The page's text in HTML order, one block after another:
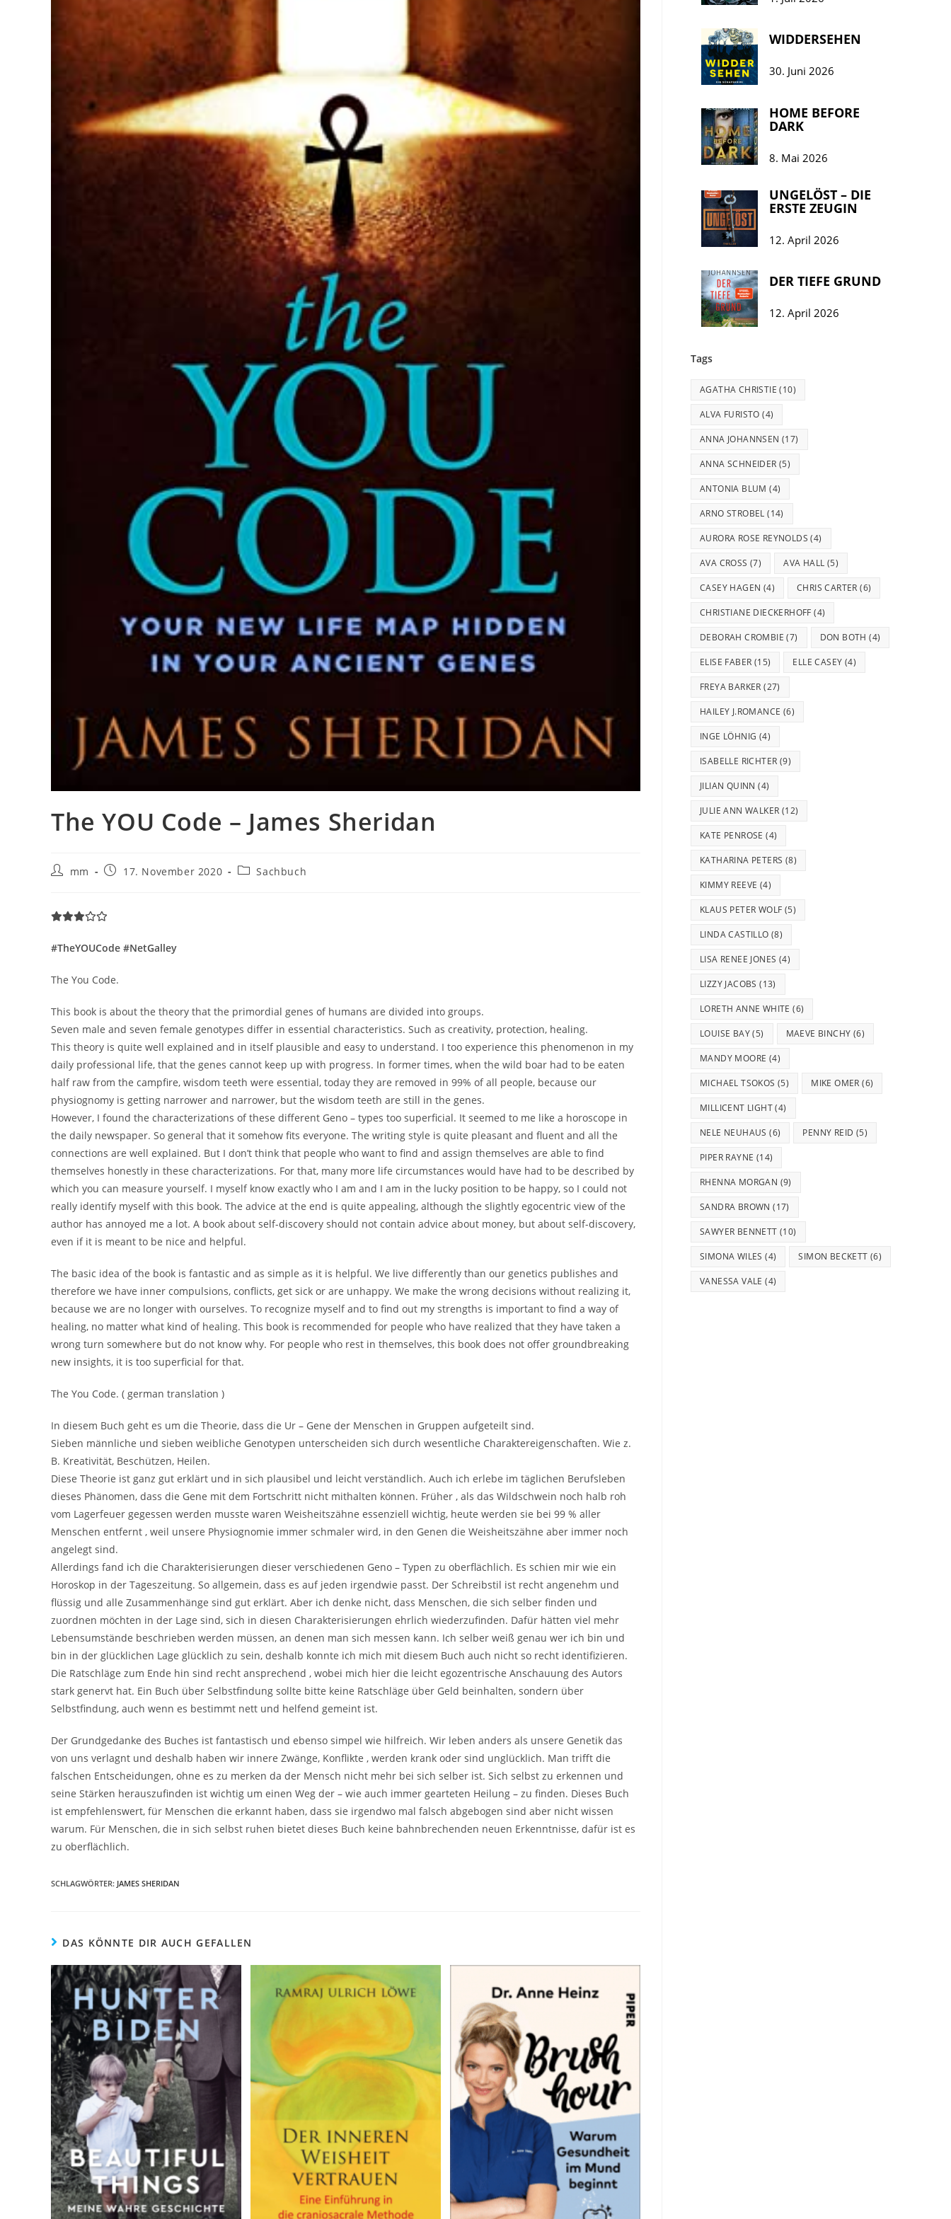
The YOU Code – James Sheridan
mm 17. November 2020 Sachbuch
#TheYOUCode #NetGalley
The You Code.
This book is about the theory that the primordial genes of humans are divided into groups.
Seven male and seven female genotypes differ in essential characteristics. Such as creativity, protection, healing.
This theory is quite well explained and in itself plausible and easy to understand. I too experience this phenomenon in my
daily professional life, that the genes cannot keep up with progress. In former times, when the wild boar had to be eaten
half raw from the campfire, wisdom teeth were essential, today they are removed in 99% of all people, because our
physiognomy is getting narrower and narrower, but the wisdom teeth are still in the genes.
However, I found the characterizations of these different Geno – types too superficial. It seemed to me like a horoscope in
the daily newspaper. So general that it somehow fits everyone. The writing style is quite pleasant and fluent and all the
connections are well explained. But I don’t think that people who want to find and assign themselves are able to find
themselves honestly in these characterizations. For that, many more life circumstances would have had to be described by
which you can measure yourself. I myself know exactly who I am and I am in the lucky position to be happy, so I could not
really identify myself with this book. The advice at the end is quite appealing, although the slightly egocentric view of the
author has annoyed me a lot. A book about self-discovery should not contain advice about money, but about self-discovery,
even if it is meant to be nice and helpful.
The basic idea of the book is fantastic and as simple as it is helpful. We live differently than our genetics publishes and
therefore we have inner compulsions, conflicts, get sick or are unhappy. We make the wrong decisions without realizing it,
because we are no longer with ourselves. To recognize myself and to find out my strengths is important to find a way of
healing, no matter what kind of healing. This book is recommended for people who have realized that they have taken a
wrong turn somewhere but do not know why. For people who rest in themselves, this book does not offer groundbreaking
new insights, it is too superficial for that.
The You Code. ( german translation )
In diesem Buch geht es um die Theorie, dass die Ur – Gene der Menschen in Gruppen aufgeteilt sind.
Sieben männliche und sieben weibliche Genotypen unterscheiden sich durch wesentliche Charaktereigenschaften. Wie z.
B. Kreativität, Beschützen, Heilen.
Diese Theorie ist ganz gut erklärt und in sich plausibel und leicht verständlich. Auch ich erlebe im täglichen Berufsleben
dieses Phänomen, dass die Gene mit dem Fortschritt nicht mithalten können. Früher , als das Wildschwein noch halb roh
vom Lagerfeuer gegessen werden musste waren Weisheitszähne essenziell wichtig, heute werden sie bei 99 % aller
Menschen entfernt , weil unsere Physiognomie immer schmaler wird, in den Genen die Weisheitszähne aber immer noch
angelegt sind.
Allerdings fand ich die Charakterisierungen dieser verschiedenen Geno – Typen zu oberflächlich. Es schien mir wie ein
Horoskop in der Tageszeitung. So allgemein, dass es auf jeden irgendwie passt. Der Schreibstil ist recht angenehm und
flüssig und alle Zusammenhänge sind gut erklärt. Aber ich denke nicht, dass Menschen, die sich selber finden und
zuordnen möchten in der Lage sind, sich in diesen Charakterisierungen ehrlich wiederzufinden. Dafür hätten viel mehr
Lebensumstände beschrieben werden müssen, an denen man sich messen kann. Ich selber weiß genau wer ich bin und
bin in der glücklichen Lage glücklich zu sein, deshalb konnte ich mich mit diesem Buch auch nicht so recht identifizieren.
Die Ratschläge zum Ende hin sind recht ansprechend , wobei mich hier die leicht egozentrische Anschauung des Autors
stark genervt hat. Ein Buch über Selbstfindung sollte bitte keine Ratschläge über Geld beinhalten, sondern über
Selbstfindung, auch wenn es bestimmt nett und helfend gemeint ist.
Der Grundgedanke des Buches ist fantastisch und ebenso simpel wie hilfreich. Wir leben anders als unsere Genetik das
von uns verlagnt und deshalb haben wir innere Zwänge, Konflikte , werden krank oder sind unglücklich. Man trifft die
falschen Entscheidungen, ohne es zu merken da der Mensch nicht mehr bei sich selber ist. Sich selbst zu erkennen und
seine Stärken herauszufinden ist wichtig um einen Weg der – wie auch immer gearteten Heilung – zu finden. Dieses Buch
ist empfehlenswert, für Menschen die erkannt haben, dass sie irgendwo mal falsch abgebogen sind aber nicht wissen
warum. Für Menschen, die in sich selbst ruhen bietet dieses Buch keine bahnbrechenden neuen Erkenntnisse, dafür ist es
zu oberflächlich.
SCHLAGWÖRTER: JAMES SHERIDAN
DAS KÖNNTE DIR AUCH GEFALLEN
WIDDERSEHEN
30. Juni 2026
HOME BEFORE
DARK
8. Mai 2026
UNGELÖST – DIE
ERSTE ZEUGIN
12. April 2026
DER TIEFE GRUND
12. April 2026
Tags
AGATHA CHRISTIE (10)
ALVA FURISTO (4)
ANNA JOHANNSEN (17)
ANNA SCHNEIDER (5)
ANTONIA BLUM (4)
ARNO STROBEL (14)
AURORA ROSE REYNOLDS (4)
AVA CROSS (7) AVA HALL (5)
CASEY HAGEN (4) CHRIS CARTER (6)
CHRISTIANE DIECKERHOFF (4)
DEBORAH CROMBIE (7) DON BOTH (4)
ELISE FABER (15) ELLE CASEY (4)
FREYA BARKER (27)
HAILEY J.ROMANCE (6)
INGE LÖHNIG (4)
ISABELLE RICHTER (9)
JILIAN QUINN (4)
JULIE ANN WALKER (12)
KATE PENROSE (4)
KATHARINA PETERS (8)
KIMMY REEVE (4)
KLAUS PETER WOLF (5)
LINDA CASTILLO (8)
LISA RENEE JONES (4)
LIZZY JACOBS (13)
LORETH ANNE WHITE (6)
LOUISE BAY(5) MAEVE BINCHY (6)
MANDY MOORE (4)
MICHAEL TSOKOS (5) MIKE OMER (6)
MILLICENT LIGHT(4)
NELE NEUHAUS (6) PENNY REID (5)
PIPER RAYNE (14)
RHENNA MORGAN (9)
SANDRA BROWN (17)
SAWYER BENNETT (10)
SIMONA WILES (4) SIMON BECKETT (6)
VANESSA VALE (4)